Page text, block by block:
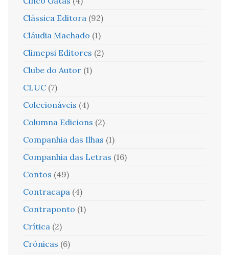
Clássica Editora (92)
Cláudia Machado (1)
Climepsi Editores (2)
Clube do Autor (1)
CLUC (7)
Colecionáveis (4)
Columna Edicions (2)
Companhia das Ilhas (1)
Companhia das Letras (16)
Contos (49)
Contracapa (4)
Contraponto (1)
Crítica (2)
Crónicas (6)